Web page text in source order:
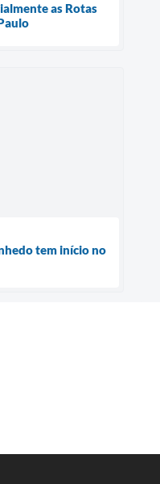
as Rotas
tem início no